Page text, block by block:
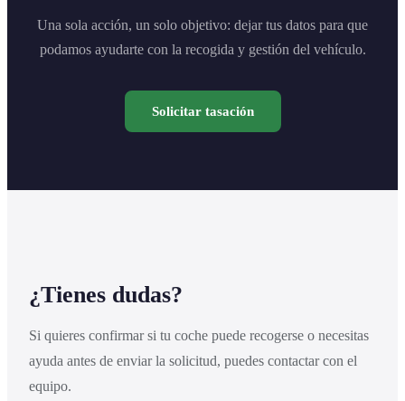
Una sola acción, un solo objetivo: dejar tus datos para que
podamos ayudarte con la recogida y gestión del vehículo.
Solicitar tasación
¿Tienes dudas?
Si quieres confirmar si tu coche puede recogerse o necesitas
ayuda antes de enviar la solicitud, puedes contactar con el
equipo.